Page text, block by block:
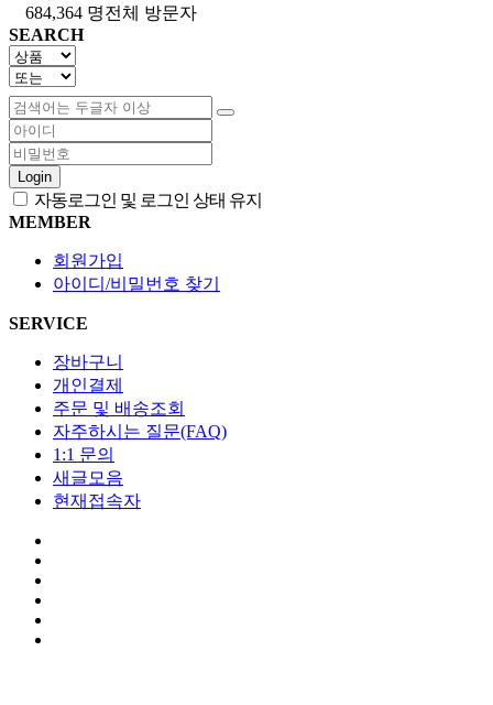
684,364 명전체 방문자
SEARCH
Login
자동로그인 및 로그인 상태 유지
MEMBER
회원가입
아이디/비밀번호 찾기
SERVICE
장바구니
개인결제
주문 및 배송조회
자주하시는 질문(FAQ)
1:1 문의
새글모음
현재접속자